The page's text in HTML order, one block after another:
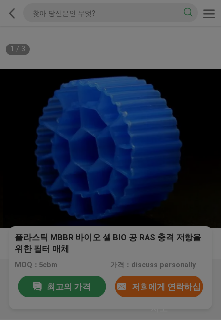
1 / 3
플라스틱 MBBR 바이오 셀 BIO 공 RAS 충격 저항을
위한 필터 매체
MOQ：5cbm 가격：discuss personally
최고의 가격 저희에게 연락하십